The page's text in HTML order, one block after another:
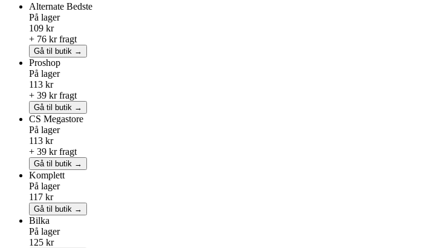
Alternate Bedste
På lager
109 kr
+ 76 kr fragt
Gå til butik →
Proshop
På lager
113 kr
+ 39 kr fragt
Gå til butik →
CS Megastore
På lager
113 kr
+ 39 kr fragt
Gå til butik →
Komplett
På lager
117 kr
Gå til butik →
Bilka
På lager
125 kr